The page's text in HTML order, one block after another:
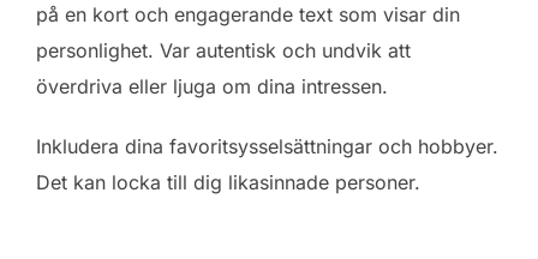
på en kort och engagerande text som visar din
personlighet. Var autentisk och undvik att
överdriva eller ljuga om dina intressen.
Inkludera dina favoritsysselsättningar och hobbyer.
Det kan locka till dig likasinnade personer.